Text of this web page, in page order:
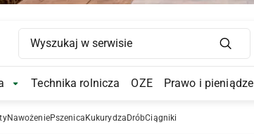
Main Navigation
Hodowla Submenu
Technika rolnicza OZE Prawo i pieniądze
NawożeniePszenica Kukurydza DróbCiągniki